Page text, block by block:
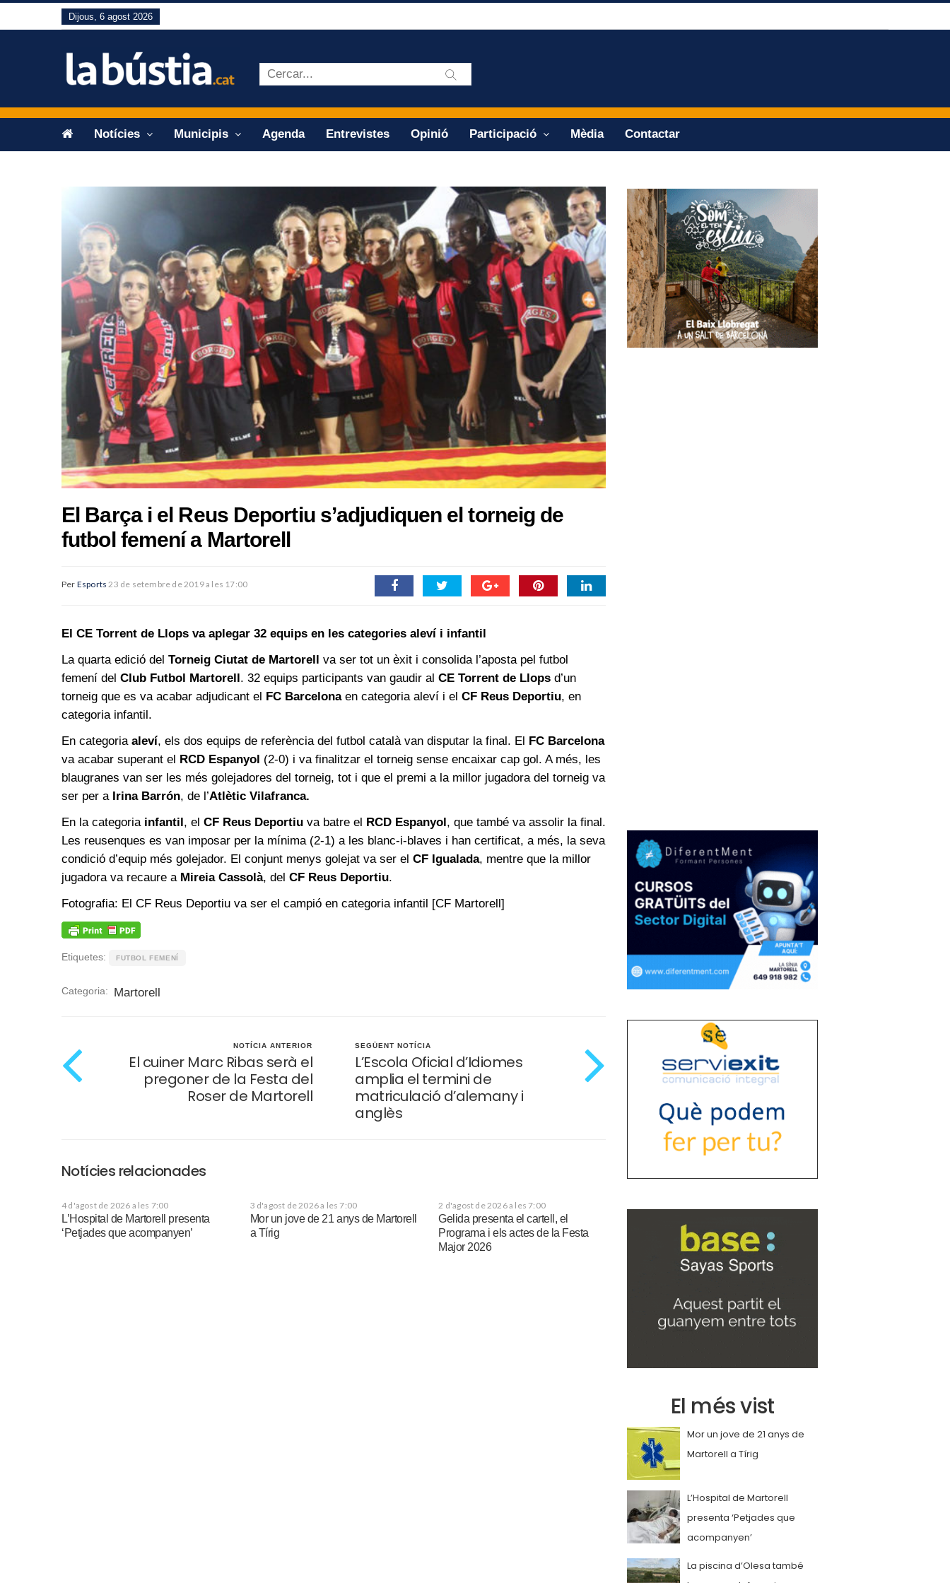
Dijous, 6 agost 2026
Notícies Municipis Agenda Entrevistes Opinió Participació Mèdia Contactar
El Barça i el Reus Deportiu s’adjudiquen el torneig de
futbol femení a Martorell
Per Esports 23 de setembre de 2019 a les 17:00
El CE Torrent de Llops va aplegar 32 equips en les categories aleví i infantil
La quarta edició del Torneig Ciutat de Martorell
va ser tot un èxit i consolida l’aposta pel futbol
femení del Club Futbol Martorell . 32 equips participants van gaudir al CE Torrent de Llops d’un
torneig que es va acabar adjudicant el
FC Barcelonaen categoria aleví i el CF Reus Deportiu, en
categoria infantil.
En categoria aleví, els dos equips de referència del futbol català van disputar la final. El
FC Barcelona
va acabar superant el
RCD Espanyol (2-0) i va finalitzar el torneig sense encaixar cap gol. A més, les
blaugranes van ser les més golejadores del torneig, tot i que el premi a la millor jugadora del torneig va
ser per a Irina Barrón, de l’Atlètic Vilafranca.
En la categoria infantil , el CF Reus Deportiu va batre el RCD Espanyol , que també va assolir la final.
Les reusenques es van imposar per la mínima (2-1) a les blanc-i-blaves i han certificat, a més, la seva
condició d’equip més golejador. El conjunt menys golejat va ser el CF Igualada, mentre que la millor
jugadora va recaure a Mireia Cassolà, del CF Reus Deportiu.
Fotografia: El CF Reus Deportiu va ser el campió en categoria infantil [CF Martorell]
Etiquetes: FUTBOL FEMENÍ
Categoria: Martorell
NOTÍCIA ANTERIOR
El cuiner Marc Ribas serà el
pregoner de la Festa del
Roser de Martorell
SEGÜENT NOTÍCIA
L’Escola Oficial d’Idiomes
amplia el termini de
matriculació d’alemany i
anglès
Notícies relacionades
4 d'agost de 2026 a les 7:00
L’Hospital de Martorell presenta
‘Petjades que acompanyen’
3 d'agost de 2026 a les 7:00
Mor un jove de 21 anys de Martorell
a Tírig
2 d'agost de 2026 a les 7:00
Gelida presenta el cartell, el
Programa i els actes de la Festa
Major 2026
El més vist
Mor un jove de 21 anys de
Martorell a Tírig
L’Hospital de Martorell
presenta ‘Petjades que
acompanyen’
La piscina d’Olesa també